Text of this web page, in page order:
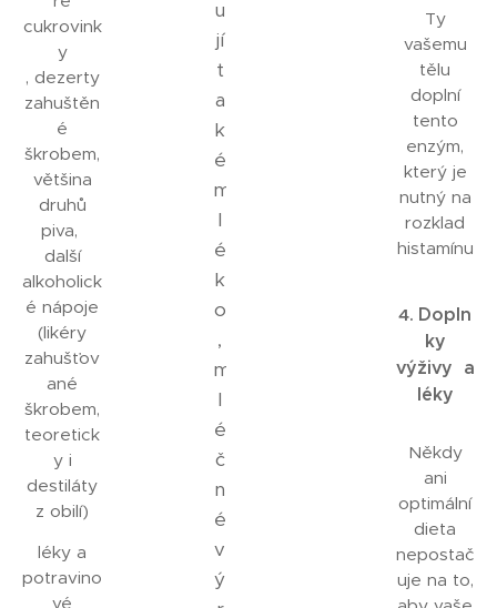
cukrovink
y
, dezerty
zahuštěn
é
škrobem,
většina
druhů
piva,
další
alkoholick
é nápoje
(likéry
zahušťov
ané
škrobem,
teoretick
y i
destiláty
z obilí)
léky a
potravino
vé
u
jí
t
a
k
é
m
l
é
k
o
,
m
l
é
č
n
é
v
ý
Ty
vašemu
tělu
doplní
tento
enzým,
který je
nutný na
rozklad
histamínu
4. Dopln
ky
výživy a
léky
Někdy
ani
optimální
dieta
nepostač
uje na to,